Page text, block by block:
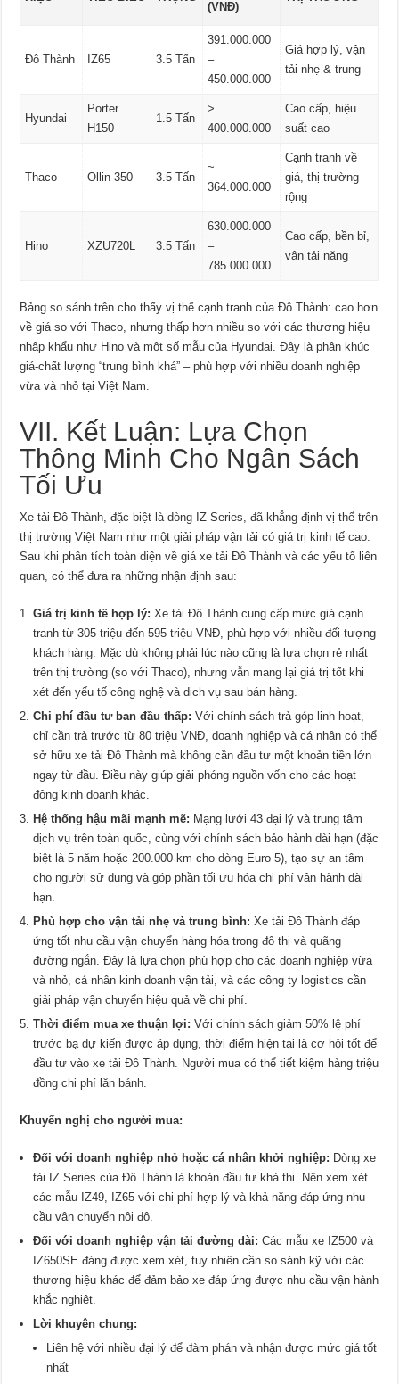
(VNĐ)
Đô Thành IZ65 3.5 Tấn
391.000.000
–
450.000.000
Giá hợp lý, vận
tải nhẹ & trung
Hyundai
Porter
H150
1.5 Tấn
>
400.000.000
Cao cấp, hiệu
suất cao
Thaco Ollin 350 3.5 Tấn
~
364.000.000
Cạnh tranh về
giá, thị trường
rộng
Hino XZU720L 3.5 Tấn
630.000.000
–
785.000.000
Cao cấp, bền bỉ,
vận tải nặng
Bảng so sánh trên cho thấy vị thế cạnh tranh của Đô Thành: cao hơn
về giá so với Thaco, nhưng thấp hơn nhiều so với các thương hiệu
nhập khẩu như Hino và một số mẫu của Hyundai. Đây là phân khúc
giá-chất lượng “trung bình khá” – phù hợp với nhiều doanh nghiệp
vừa và nhỏ tại Việt Nam.
VII. Kết Luận: Lựa Chọn
Thông Minh Cho Ngân Sách
Tối Ưu
Xe tải Đô Thành, đặc biệt là dòng IZ Series, đã khẳng định vị thế trên
thị trường Việt Nam như một giải pháp vận tải có giá trị kinh tế cao.
Sau khi phân tích toàn diện về giá xe tải Đô Thành và các yếu tố liên
quan, có thể đưa ra những nhận định sau:
Giá trị kinh tế hợp lý: Xe tải Đô Thành cung cấp mức giá cạnh
tranh từ 305 triệu đến 595 triệu VNĐ, phù hợp với nhiều đối tượng
khách hàng. Mặc dù không phải lúc nào cũng là lựa chọn rẻ nhất
trên thị trường (so với Thaco), nhưng vẫn mang lại giá trị tốt khi
xét đến yếu tố công nghệ và dịch vụ sau bán hàng.
Chi phí đầu tư ban đầu thấp: Với chính sách trả góp linh hoạt,
chỉ cần trả trước từ 80 triệu VNĐ, doanh nghiệp và cá nhân có thể
sở hữu xe tải Đô Thành mà không cần đầu tư một khoản tiền lớn
ngay từ đầu. Điều này giúp giải phóng nguồn vốn cho các hoạt
động kinh doanh khác.
Hệ thống hậu mãi mạnh mẽ: Mạng lưới 43 đại lý và trung tâm
dịch vụ trên toàn quốc, cùng với chính sách bảo hành dài hạn (đặc
biệt là 5 năm hoặc 200.000 km cho dòng Euro 5), tạo sự an tâm
cho người sử dụng và góp phần tối ưu hóa chi phí vận hành dài
hạn.
Phù hợp cho vận tải nhẹ và trung bình: Xe tải Đô Thành đáp
ứng tốt nhu cầu vận chuyển hàng hóa trong đô thị và quãng
đường ngắn. Đây là lựa chọn phù hợp cho các doanh nghiệp vừa
và nhỏ, cá nhân kinh doanh vận tải, và các công ty logistics cần
giải pháp vận chuyển hiệu quả về chi phí.
Thời điểm mua xe thuận lợi: Với chính sách giảm 50% lệ phí
trước bạ dự kiến được áp dụng, thời điểm hiện tại là cơ hội tốt để
đầu tư vào xe tải Đô Thành. Người mua có thể tiết kiệm hàng triệu
đồng chi phí lăn bánh.
Khuyến nghị cho người mua:
Đối với doanh nghiệp nhỏ hoặc cá nhân khởi nghiệp: Dòng xe
tải IZ Series của Đô Thành là khoản đầu tư khả thi. Nên xem xét
các mẫu IZ49, IZ65 với chi phí hợp lý và khả năng đáp ứng nhu
cầu vận chuyển nội đô.
Đối với doanh nghiệp vận tải đường dài: Các mẫu xe IZ500 và
IZ650SE đáng được xem xét, tuy nhiên cần so sánh kỹ với các
thương hiệu khác để đảm bảo xe đáp ứng được nhu cầu vận hành
khắc nghiệt.
Lời khuyên chung:
Liên hệ với nhiều đại lý để đàm phán và nhận được mức giá tốt
nhất